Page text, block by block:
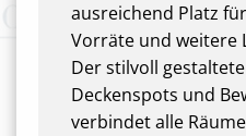
ausreichend Platz
Vorräte und weitere
Der stilvoll
Deckenspots und
verbindet alle